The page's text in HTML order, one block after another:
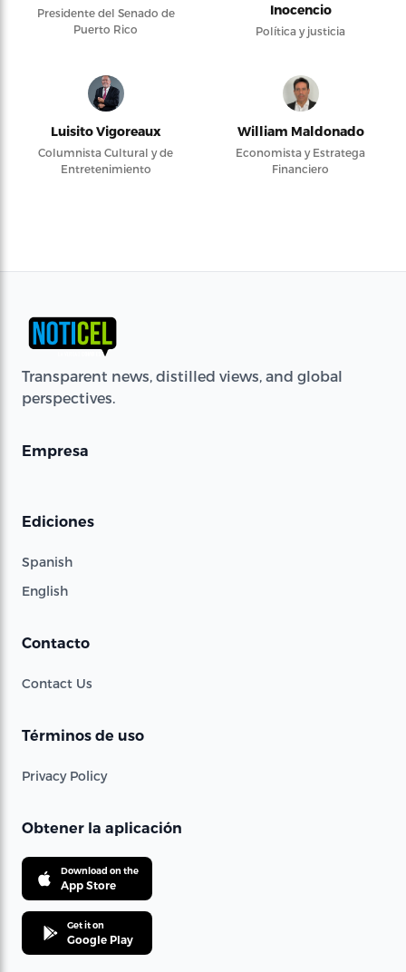
Presidente del Senado de
Puerto Rico
Inocencio
Política y justicia
Luisito Vigoreaux
Columnista Cultural y de
Entretenimiento
William Maldonado
Economista y Estratega
Financiero
Transparent news, distilled views, and global
perspectives.
Empresa
Ediciones
Spanish
English
Contacto
Contact Us
Términos de uso
Privacy Policy
Obtener la aplicación
Download on the
App Store
Get it on
Google Play